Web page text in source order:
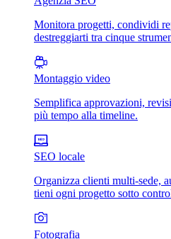
Monitora progetti, condividi
destreggiarti tra cinque
Montaggio video
Semplifica approvazioni,
più tempo alla timeline.
SEO locale
Organizza clienti multi-sede,
tieni ogni progetto sotto
Fotografia